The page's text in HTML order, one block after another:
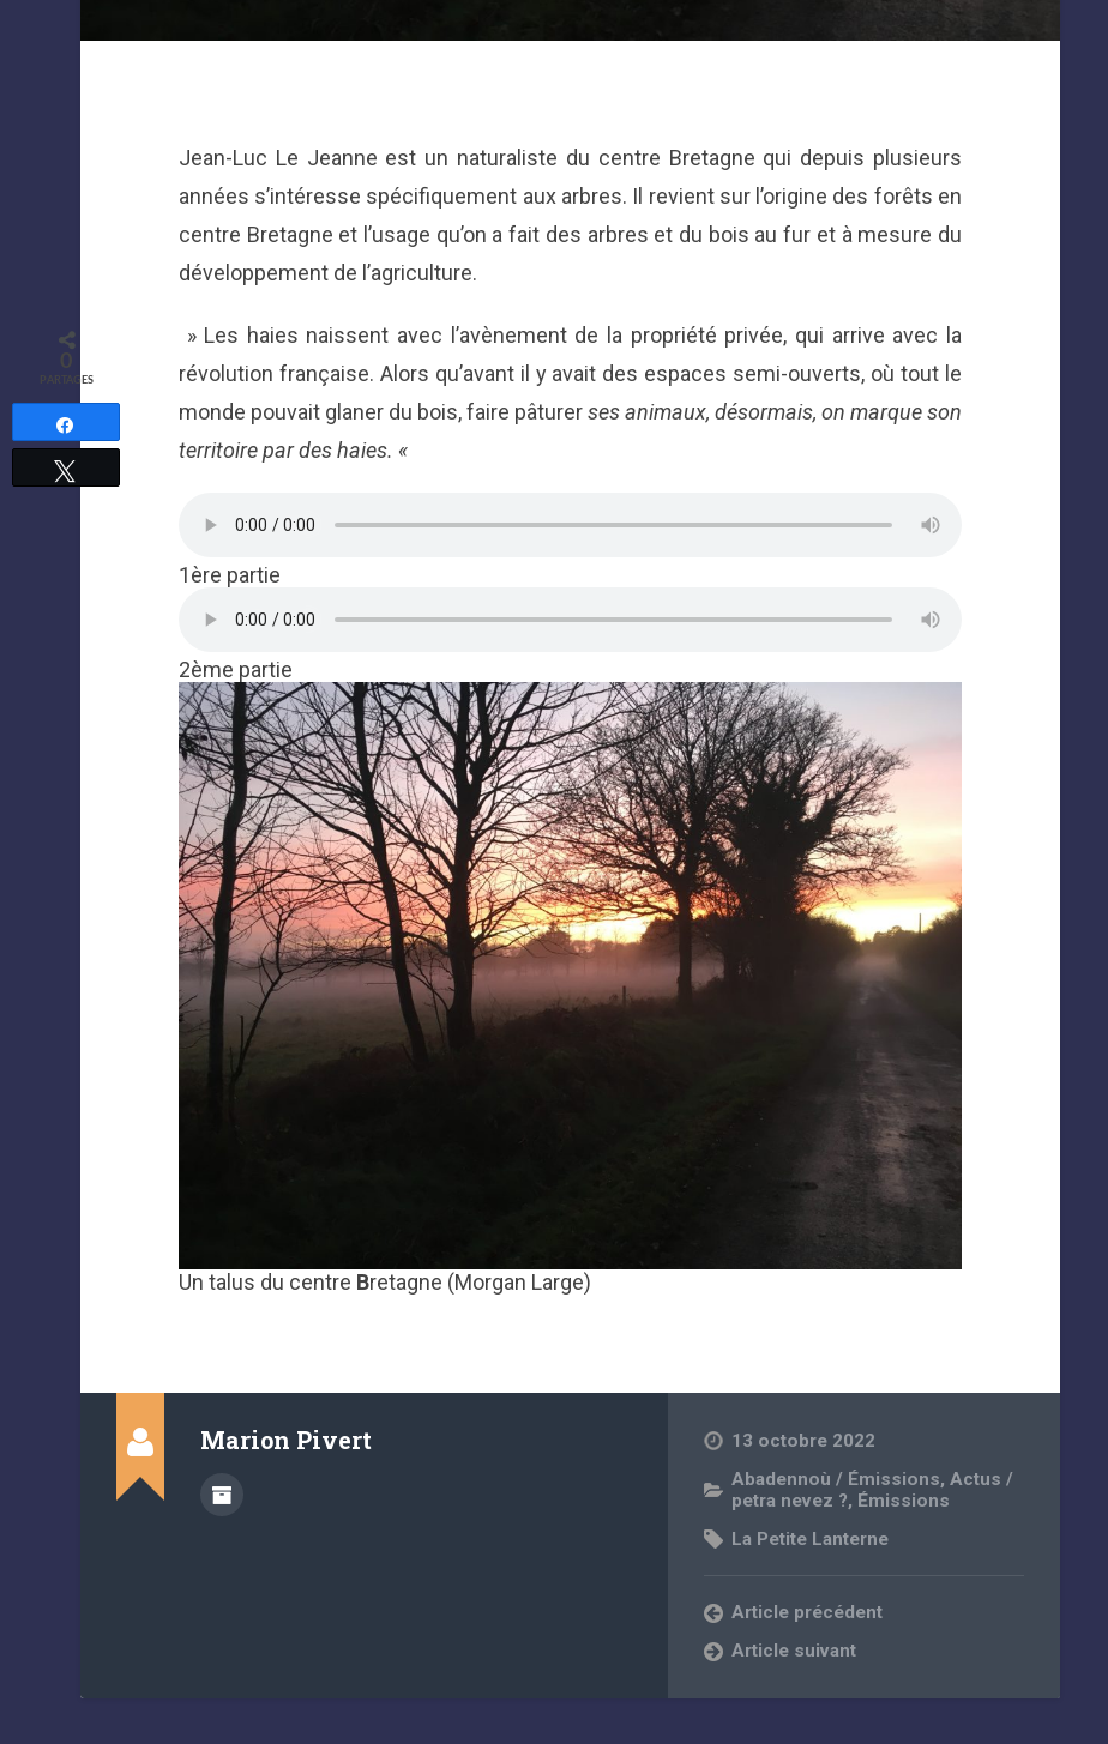
Jean-Luc Le Jeanne est un naturaliste du centre Bretagne qui depuis plusieurs
années s’intéresse spécifiquement aux arbres. Il revient sur l’origine des forêts en
centre Bretagne et l’usage qu’on a fait des arbres et du bois au fur et à mesure du
développement de l’agriculture.
» Les haies naissent avec l’avènement de la propriété privée, qui arrive avec la
révolution française. Alors qu’avant il y avait des espaces semi-ouverts, où tout le
monde pouvait glaner du bois, faire pâturerses animaux, désormais, on marque son
territoire par des haies. «
1ère partie
2ème partie
Un talus du centre Bretagne (Morgan Large)
Marion Pivert
13 octobre 2022
Abadennoù / Émissions,Actus /
petra nevez ?, Émissions
La Petite Lanterne
Article précédent
Article suivant
PARTAGES